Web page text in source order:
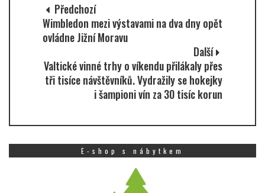
Předchozí
Wimbledon mezi výstavami na dva dny opět
ovládne Jižní Moravu
Další
Valtické vinné trhy o víkendu přilákaly přes
tři tisíce návštěvníků. Vydražily se hokejky
i šampioni vín za 30 tisíc korun
E-shop s nábytkem